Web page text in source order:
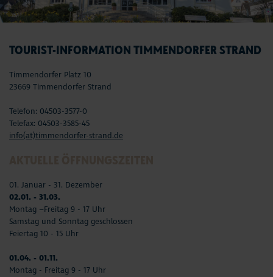
TOURIST-INFORMATION TIMMENDORFER STRAND
Timmendorfer Platz 10
23669 Timmendorfer Strand
Telefon: 04503-3577-0
Telefax: 04503-3585-45
info(at)timmendorfer-strand.de
01. Januar - 31. Dezember
02.01. - 31.03.
Montag –Freitag 9 - 17 Uhr
Samstag und Sonntag geschlossen
Feiertag 10 - 15 Uhr
01.04. - 01.11.
Montag - Freitag 9 - 17 Uhr